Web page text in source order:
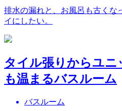
排水の漏れと、お風呂も古くな
イにしたい。
タイル張りからユニ
も温まるバスルーム
バスルーム